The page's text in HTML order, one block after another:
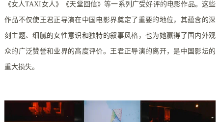
《女人TAXI女人》《天堂回信》等一系列广受好评的电影作品。这些
作品不仅使王君正导演在中国电影界奠定了重要的地位，其蕴含的深
刻主题、细腻的女性意识和独特的叙事风格，也为她赢得了国内外观
众的广泛赞誉和业界的高度评价。王君正导演的离开，是中国影坛的
重大损失。